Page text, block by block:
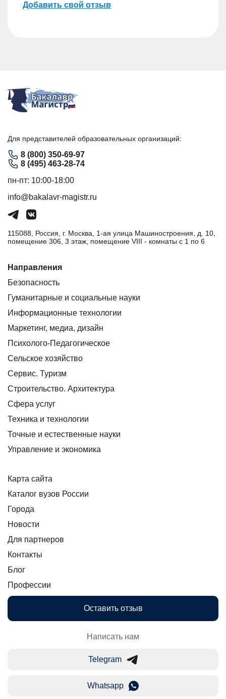
Добавить свой отзыв
Для представителей образовательных организаций:
8 (800) 350-69-97
8 (495) 463-28-74
пн-пт: 10:00-18:00
info@bakalavr-magistr.ru
115088, Россия, г. Москва, 1-ая улица Машиностроения, д. 10,
помещение 306, 3 этаж, помещение VIII - комнаты с 1 по 6
Направления
Безопасность
Гуманитарные и социальные науки
Информационные технологии
Маркетинг, медиа, дизайн
Психолого-Педагогическое
Сельское хозяйство
Сервис. Туризм
Строительство. Архитектура
Сфера услуг
Техника и технологии
Точные и естественные науки
Управление и экономика
Карта сайта
Каталог вузов России
Города
Новости
Для партнеров
Контакты
Блог
Профессии
Оставить отзыв
Написать нам
Telegram
Whatsapp